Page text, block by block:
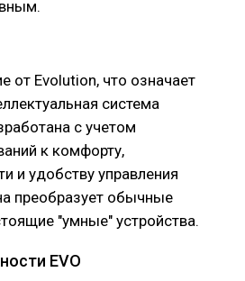
от Evolution, что означает
система
с учетом
к комфорту,
и удобству управления
преобразует обычные
"умные" устройства.
EVO